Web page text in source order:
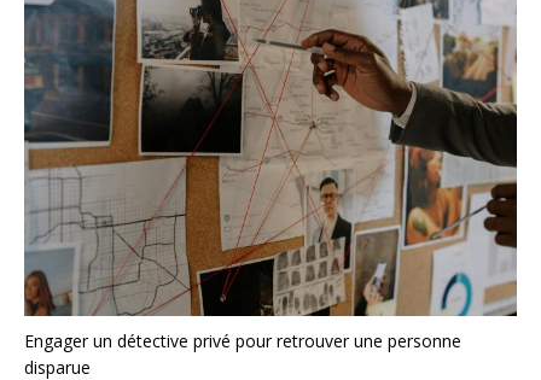
Engager un détective privé pour retrouver une personne
disparue